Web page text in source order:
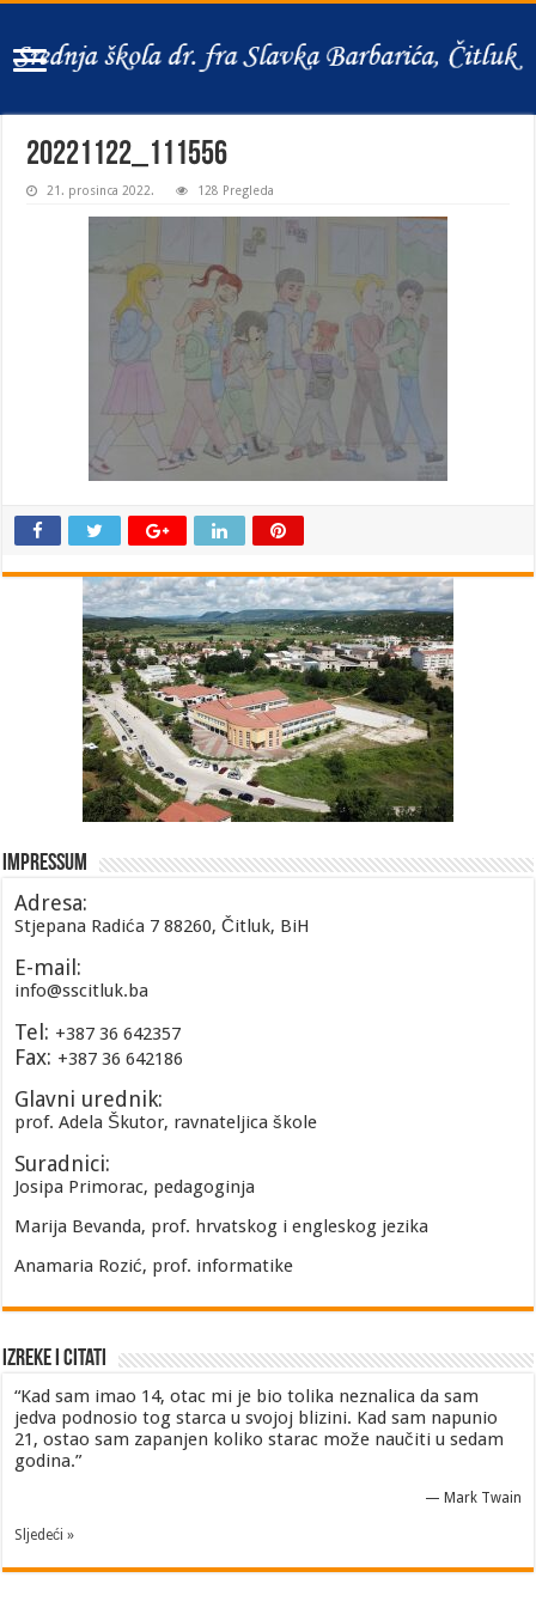
20221122_111556
21. prosinca 2022. 128 Pregleda
Impressum
Adresa:
Stjepana Radića 7 88260, Čitluk, BiH
E-mail:
info@sscitluk.ba
Tel: +387 36 642357
Fax: +387 36 642186
Glavni urednik:
prof. Adela Škutor, ravnateljica škole
Suradnici:
Josipa Primorac, pedagoginja
Marija Bevanda, prof. hrvatskog i engleskog jezika
Anamaria Rozić, prof. informatike
Izreke i Citati
“Kad sam imao 14, otac mi je bio tolika neznalica da sam
jedva podnosio tog starca u svojoj blizini. Kad sam napunio
21, ostao sam zapanjen koliko starac može naučiti u sedam
godina.”
— Mark Twain
Sljedeći »